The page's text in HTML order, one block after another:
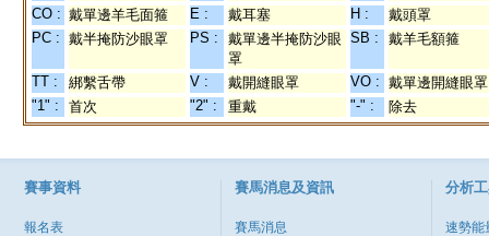
CO : 戴單邊羊毛面箍 E : 戴耳塞 H :
戴頭罩
PC : 戴半掩防沙眼罩 PS :
戴單邊半掩防沙眼
罩
SB : 戴羊毛額箍
TT : 綁繫舌帶 V : 戴開縫眼罩 VO : 戴單邊開縫眼罩
"1" :
首次 "2" : 重戴 "-" : 除去
賽事資料
報名表
賽馬消息及資訊
賽馬消息
分析
速勢能